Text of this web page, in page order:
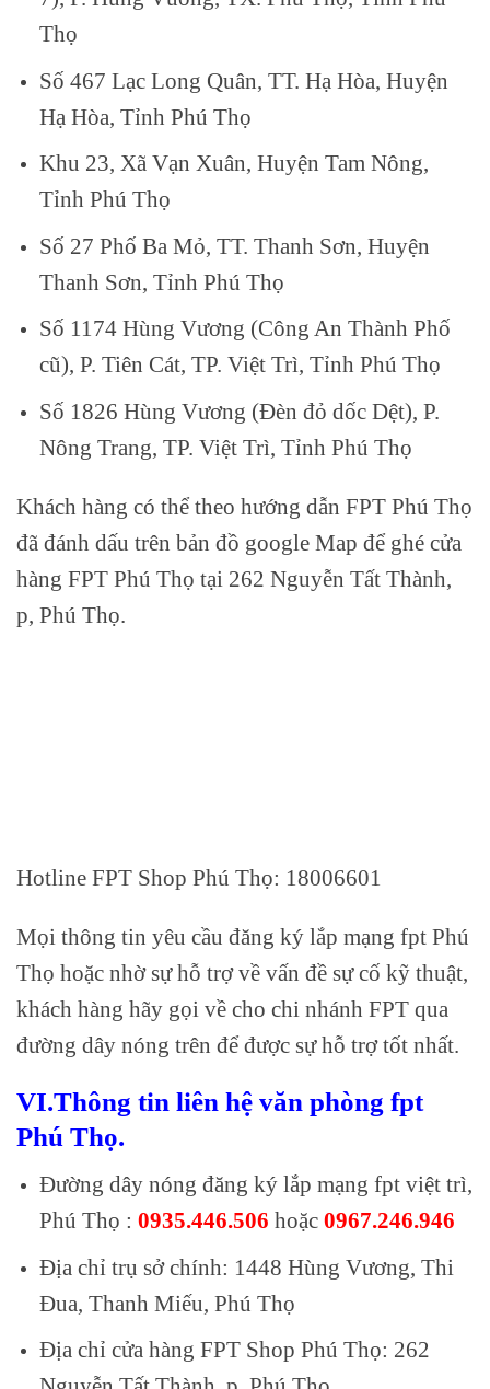
Thọ
Số 467 Lạc Long Quân, TT. Hạ Hòa, Huyện
Hạ Hòa, Tỉnh Phú Thọ
Khu 23, Xã Vạn Xuân, Huyện Tam Nông,
Tỉnh Phú Thọ
Số 27 Phố Ba Mỏ, TT. Thanh Sơn, Huyện
Thanh Sơn, Tỉnh Phú Thọ
Số 1174 Hùng Vương (Công An Thành Phố
cũ), P. Tiên Cát, TP. Việt Trì, Tỉnh Phú Thọ
Số 1826 Hùng Vương (Đèn đỏ dốc Dệt), P.
Nông Trang, TP. Việt Trì, Tỉnh Phú Thọ
Khách hàng có thể theo hướng dẫn FPT Phú Thọ
đã đánh dấu trên bản đồ google Map để ghé cửa
hàng FPT Phú Thọ tại 262 Nguyễn Tất Thành,
p, Phú Thọ.
Hotline FPT Shop Phú Thọ: 18006601
Mọi thông tin yêu cầu đăng ký lắp mạng fpt Phú
Thọ hoặc nhờ sự hỗ trợ về vấn đề sự cố kỹ thuật,
khách hàng hãy gọi về cho chi nhánh FPT qua
đường dây nóng trên để được sự hỗ trợ tốt nhất.
VI.Thông tin liên hệ văn phòng fpt
Phú Thọ.
Đường dây nóng đăng ký lắp mạng fpt việt trì,
Phú Thọ : 0935.446.506 hoặc 0967.246.946
Địa chỉ trụ sở chính: 1448 Hùng Vương, Thi
Đua, Thanh Miếu, Phú Thọ
Địa chỉ cửa hàng FPT Shop Phú Thọ: 262